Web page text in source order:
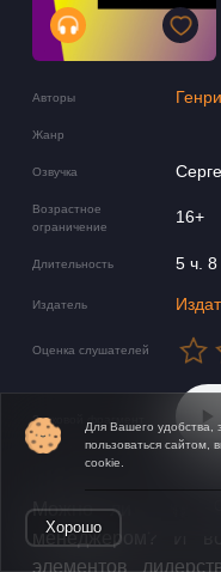
Авторы
Жанр
Озвучка
Возрастное
ограничение
16+
Длительность 5 ч. 8
Издатель
Оценка слушателей
Звуковой фрагмент
Можно ли быть
менеджером? И
элементов
Для Вашего удобства,
пользоваться сайтом,
cookie.
Хорошо